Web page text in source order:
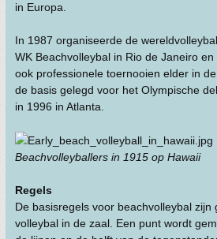
in Europa.
In 1987 organiseerde de
WK Beachvolleybal in Rio de Janeiro
ook professionele toernooien elder in
de basis gelegd voor het Olympische
in 1996 in Atlanta.
Beachvolleyballers in 1915 op Hawaii
Regels
De basisregels voor beachvolleybal zijn
volleybal in de zaal. Een punt wordt